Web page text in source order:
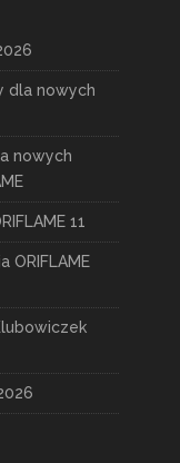
dla nowych
nowych
11
ORIFLAME